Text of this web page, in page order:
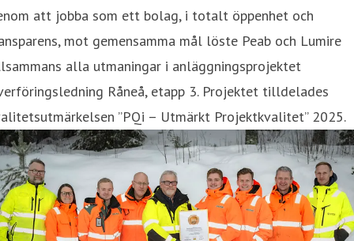
att jobba som ett bolag, i totalt öppenhet och
mot gemensamma mål löste Peab och Lumire
alla utmaningar i anläggningsprojektet
Råneå, etapp 3. Projektet tilldelades
”PQi – Utmärkt Projektkvalitet” 2025.